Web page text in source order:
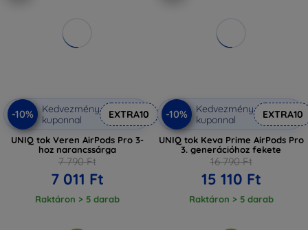
-10%
Kedvezmény
kuponnal
EXTRA10
UNIQ tok Veren AirPods Pro 3-
hoz narancssárga
7 790 Ft
7 011 Ft
Raktáron > 5 darab
-10%
Kedvezmény
kuponnal
EXTRA10
UNIQ tok Keva Prime AirPods Pro
3. generációhoz fekete
16 790 Ft
15 110 Ft
Raktáron > 5 darab